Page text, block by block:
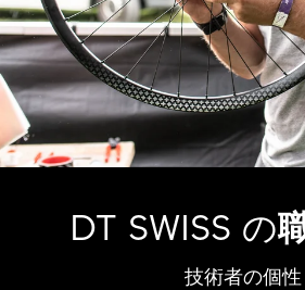
日本語
DT SWISS の
技術者の個性